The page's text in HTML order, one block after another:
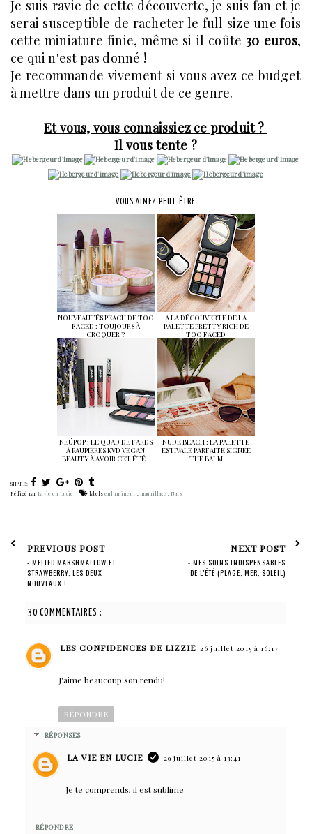
Je suis ravie de cette découverte, je suis fan et je
serai susceptible de racheter le full size une fois
cette miniature finie, même si il coûte30 euros,
ce qui n'est pas donné !
Je recommande vivement si vous avez ce budget
à mettre dans un produit de ce genre.
Et vous, vous connaissiez ce produit ?
Il vous tente ?
VOUS AIMEZ PEUT-ÊTRE
NOUVEAUTÉS PEACH DE TOO
FACED : TOUJOURS À
CROQUER ?
A LA DÉCOUVERTE DE LA
PALETTE PRETTY RICH DE
TOO FACED
NEÜPOP : LE QUAD DE FARDS
À PAUPIÈRES KVD VEGAN
BEAUTY À AVOIR CET ÉTÉ !
NUDE BEACH : LA PALETTE
ESTIVALE PARFAITE SIGNÉE
THE BALM
SHARE:
Rédigé par La vie en Lucie labels enlumineur , maquillage , Nars
PREVIOUS POST
- MELTED MARSHMALLOW ET
STRAWBERRY, LES DEUX
NOUVEAUX !
NEXT POST
- MES SOINS INDISPENSABLES
DE L'ÉTÉ (PLAGE, MER, SOLEIL)
30 COMMENTAIRES :
LES CONFIDENCES DE LIZZIE 26 juillet 2015 à 16:17
J'aime beaucoup son rendu!
RÉPONDRE
RÉPONSES
LA VIE EN LUCIE 29 juillet 2015 à 13:41
Je te comprends, il est sublime
RÉPONDRE